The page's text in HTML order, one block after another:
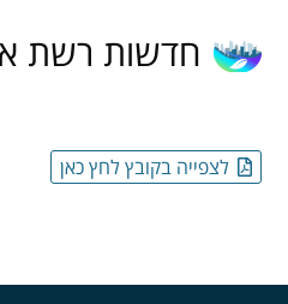
חדשות רשת
לצפייה בקובץ לחץ כאן